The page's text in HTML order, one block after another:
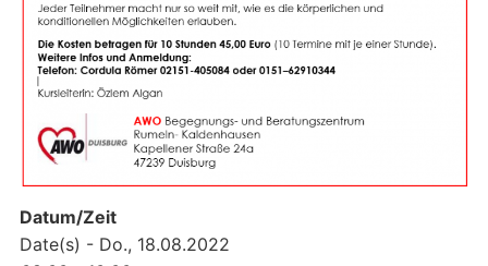
Datum/Zeit
Date(s) - Do., 18.08.2022